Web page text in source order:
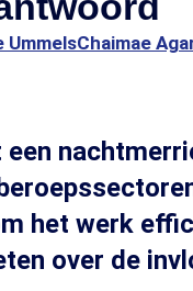
UmmelsChaimae
het werk
over de